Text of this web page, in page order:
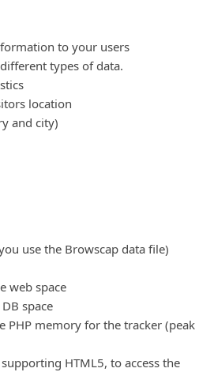
to your users
types of data.
location
and city)
use the Browscap data file)
web space
space
PHP memory for the tracker (peak
HTML5, to access the